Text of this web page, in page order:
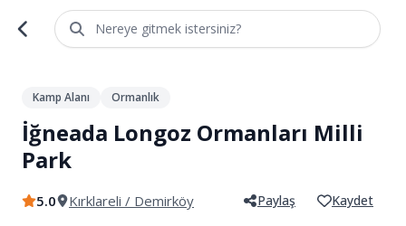
Nereye gitmek istersiniz?
/4
Kamp Alanı Ormanlık
İğneada Longoz Ormanları Milli
Park
5.0 Kırklareli / Demirköy Paylaş Kaydet